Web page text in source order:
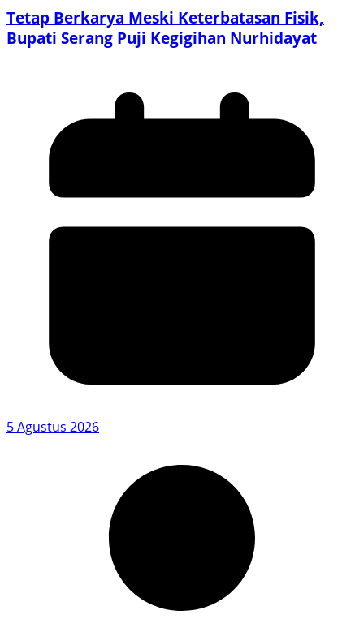
Tetap Berkarya Meski Keterbatasan Fisik,
Bupati Serang Puji Kegigihan Nurhidayat
5 Agustus 2026